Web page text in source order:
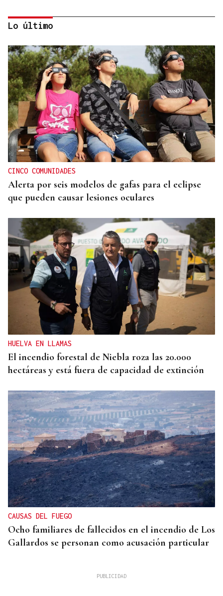
MODA
Black Friday 2025: el (ya no tan) secreto mejor
guardado del armario de las que más saben
Lo último
CINCO COMUNIDADES
Alerta por seis modelos de gafas para el eclipse
que pueden causar lesiones oculares
HUELVA EN LLAMAS
El incendio forestal de Niebla roza las 20.000
hectáreas y está fuera de capacidad de extinción
CAUSAS DEL FUEGO
Ocho familiares de fallecidos en el incendio de Los
Gallardos se personan como acusación particular